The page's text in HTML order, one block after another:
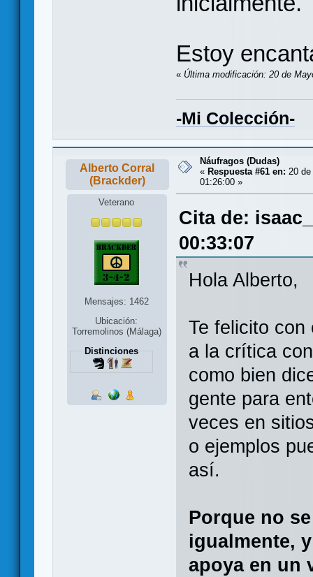
Estoy
« Última modificación: 20 de
-Mi Colección-
Alberto Corral
(Brackder)
Veterano
Mensajes: 1462
Ubicación:
Torremolinos (Málaga)
Distinciones
Náufragos (Dudas)
« Respuesta #61 en: 20
01:26:00 »
Cita de:
00:33:07
Hola Alberto,
Te felicito con
a la crítica
como bien
gente para
veces en
o ejemplos
así.
Porque no
igualmente,
apoya en un